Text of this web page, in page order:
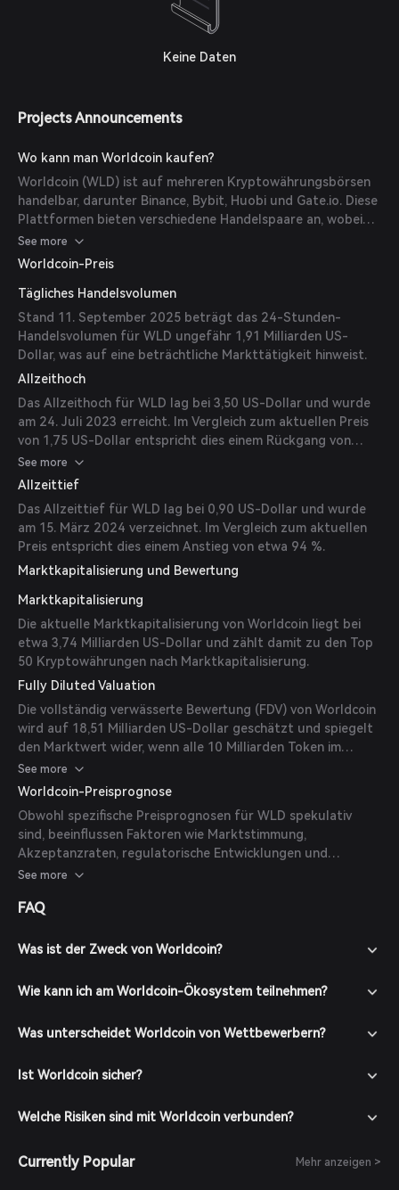
Keine Daten
Projects Announcements
Wo kann man Worldcoin kaufen?
Worldcoin (WLD) ist auf mehreren Kryptowährungsbörsen
handelbar, darunter Binance, Bybit, Huobi und Gate.io. Diese
Plattformen bieten verschiedene Handelspaare an, wobei
WLD/USDT zu den beliebtesten gehört.
See more
Worldcoin-Preis
Tägliches Handelsvolumen
Stand 11. September 2025 beträgt das 24-Stunden-
Handelsvolumen für WLD ungefähr 1,91 Milliarden US-
Dollar, was auf eine beträchtliche Markttätigkeit hinweist.
Allzeithoch
Das Allzeithoch für WLD lag bei 3,50 US-Dollar und wurde
am 24. Juli 2023 erreicht. Im Vergleich zum aktuellen Preis
von 1,75 US-Dollar entspricht dies einem Rückgang von
etwa 50 %.
See more
Allzeittief
Das Allzeittief für WLD lag bei 0,90 US-Dollar und wurde
am 15. März 2024 verzeichnet. Im Vergleich zum aktuellen
Preis entspricht dies einem Anstieg von etwa 94 %.
Marktkapitalisierung und Bewertung
Marktkapitalisierung
Die aktuelle Marktkapitalisierung von Worldcoin liegt bei
etwa 3,74 Milliarden US-Dollar und zählt damit zu den Top
50 Kryptowährungen nach Marktkapitalisierung.
Fully Diluted Valuation
Die vollständig verwässerte Bewertung (FDV) von Worldcoin
wird auf 18,51 Milliarden US-Dollar geschätzt und spiegelt
den Marktwert wider, wenn alle 10 Milliarden Token im
Umlauf wären.
See more
Worldcoin-Preisprognose
Obwohl spezifische Preisprognosen für WLD spekulativ
sind, beeinflussen Faktoren wie Marktstimmung,
Akzeptanzraten, regulatorische Entwicklungen und
technologische Fortschritte den Preis. Aktuell liegen keine
Veröffentlichungen vor.
See more
FAQ
Was ist der Zweck von Worldcoin?
Wie kann ich am Worldcoin-Ökosystem teilnehmen?
Was unterscheidet Worldcoin von Wettbewerbern?
Ist Worldcoin sicher?
Welche Risiken sind mit Worldcoin verbunden?
Currently Popular Mehr anzeigen >